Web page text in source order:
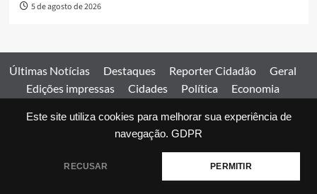
Este site utiliza cookies para melhorar sua experiência de
navegação. GDPR
RECUSAR PERMITIR
5 de agosto de 2026
Últimas Notícias Destaques Reporter Cidadão
Geral
Edições impressas
Cidades Política
Economia
Comercial
Edições impressas Expediente Home
© 2026 Jornal Estado de Goiás. Todos os direitos reservados.
by AF themes.